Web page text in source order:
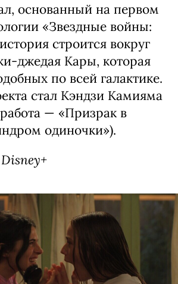
основанный на первом
«Звездные войны:
строится вокруг
джедая Кары, которая
по всей галактике.
стал Кэндзи Камияма
работа — «Призрак в
одиночки»).